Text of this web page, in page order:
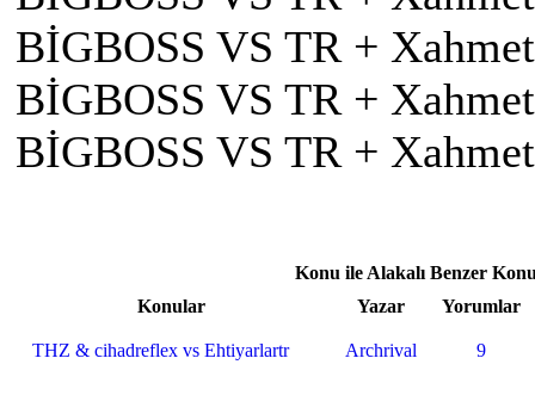
BİGBOSS VS TR +
BİGBOSS VS TR +
BİGBOSS VS TR +
Konu ile Alakalı Benzer
Konular
Yazar Yorumlar
THZ & cihadreflex vs Ehtiyarlartr Archrival 9